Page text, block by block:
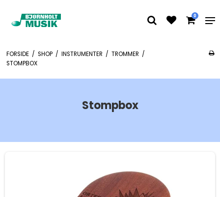
0
FORSIDE / SHOP / INSTRUMENTER / TROMMER /
STOMPBOX
Stompbox